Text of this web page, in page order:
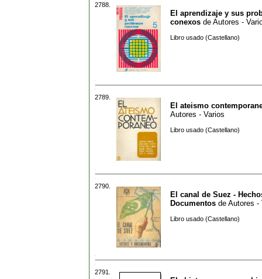
2788.
El aprendizaje y sus
conexos de Autores -
Libro usado (Castellano)
2789.
El ateismo
Autores - Varios
Libro usado (Castellano)
2790.
El canal de Suez -
Documentos de Autores -
Libro usado (Castellano)
2791.